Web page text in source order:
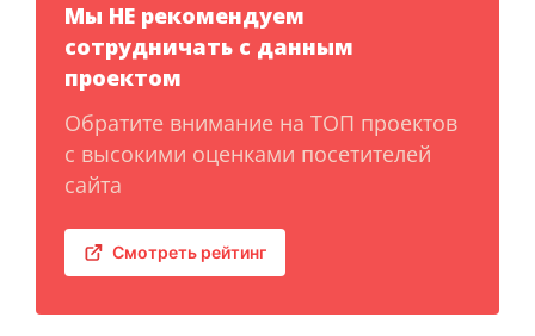
Мы НЕ рекомендуем
сотрудничать с данным
проектом
Обратите внимание на ТОП проектов
с высокими оценками посетителей
сайта
Смотреть рейтинг